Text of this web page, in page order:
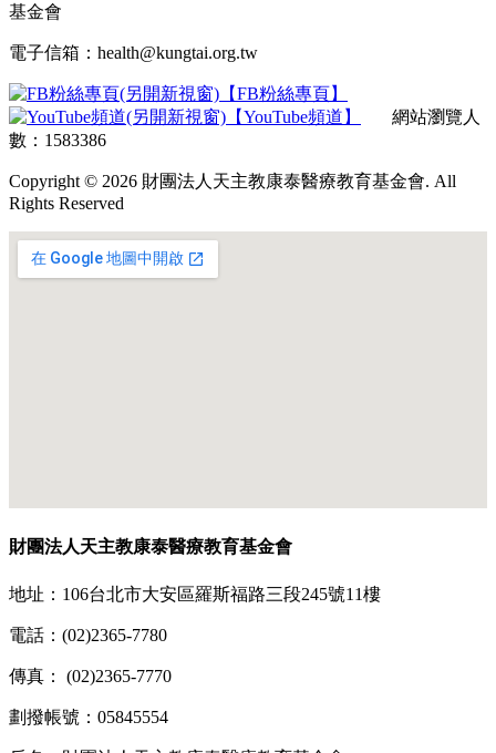
基金會
電子信箱：health@kungtai.org.tw
【FB粉絲專頁】
【YouTube頻道】
網站瀏覽人
數：1583386
Copyright © 2026 財團法人天主教康泰醫療教育基金會. All
Rights Reserved
財團法人天主教康泰醫療教育基金會
地址：106台北市大安區羅斯福路三段245號11樓
電話：(02)2365-7780
傳真： (02)2365-7770
劃撥帳號：05845554